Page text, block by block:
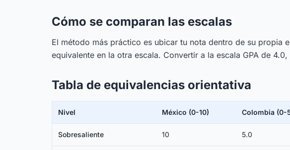
Cómo se comparan las escalas
El método más práctico es ubicar tu nota dentro de su propia
equivalente en la otra escala. Convertir a la escala GPA de
Tabla de equivalencias orientativa
Nivel México (0-10) Colombia (0-
Sobresaliente 10 5.0